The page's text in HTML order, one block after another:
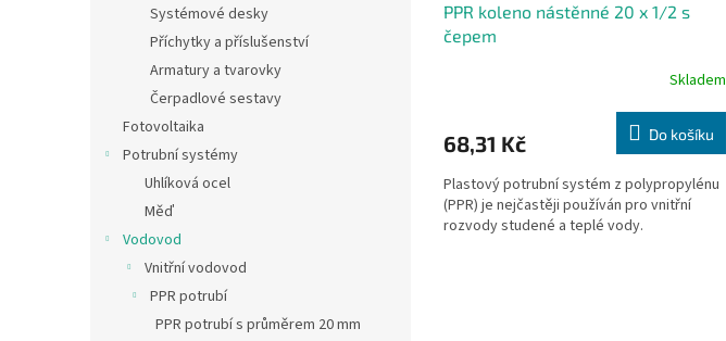
Systémové desky
Příchytky a příslušenství
Armatury a tvarovky
Čerpadlové sestavy
Fotovoltaika
Potrubní systémy
Uhlíková ocel
Měď
Vodovod
Vnitřní vodovod
PPR potrubí
PPR potrubí s průměrem 20 mm
PPR koleno nástěnné 20 x 1/2 s
čepem
Skladem
68,31 Kč Do košíku
Plastový potrubní systém z polypropylénu
(PPR) je nejčastěji používán pro vnitřní
rozvody studené a teplé vody.